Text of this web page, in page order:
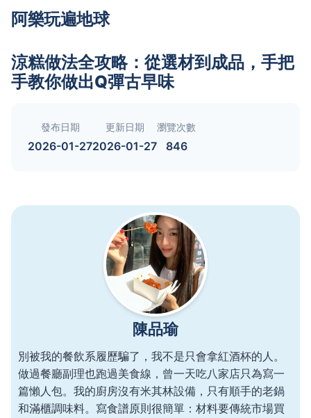
阿樂玩遍地球
涼糕做法全攻略：從選材到成品，手把
手教你做出Q彈古早味
發布日期
2026-01-27
更新日期
2026-01-27
瀏覽次數
846
陳品瑜
別被我的餐飲系履歷騙了，我不是只會拿紅酒杯的人。
做過餐廳副理也跑過美食線，曾一天吃八家店只為寫一
篇懶人包。我的廚房沒有米其林設備，只有順手的老鍋
和滿櫃調味料。寫食譜原則很簡單：材料要傳統市場買